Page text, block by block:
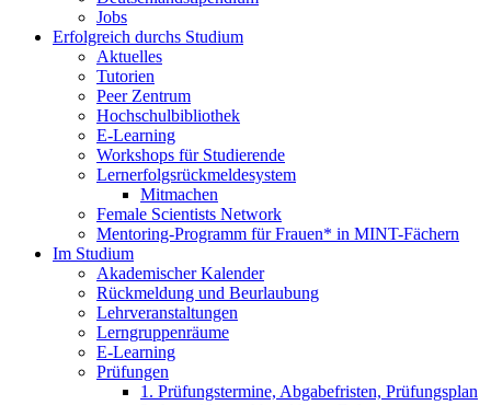
Jobs
Erfolgreich durchs Studium
Aktuelles
Tutorien
Peer Zentrum
Hochschulbibliothek
E-Learning
Workshops für Studierende
Lernerfolgsrückmeldesystem
Mitmachen
Female Scientists Network
Mentoring-Programm für Frauen* in MINT-Fächern
Im Studium
Akademischer Kalender
Rückmeldung und Beurlaubung
Lehrveranstaltungen
Lerngruppenräume
E-Learning
Prüfungen
1. Prüfungstermine, Abgabefristen, Prüfungsplan